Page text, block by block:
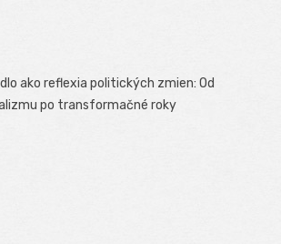
ako reflexia politických zmien: Od
po transformačné roky